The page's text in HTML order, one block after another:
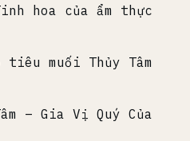
hoa của ẩm thực
muối Thủy Tâm
– Gia Vị Quý Của